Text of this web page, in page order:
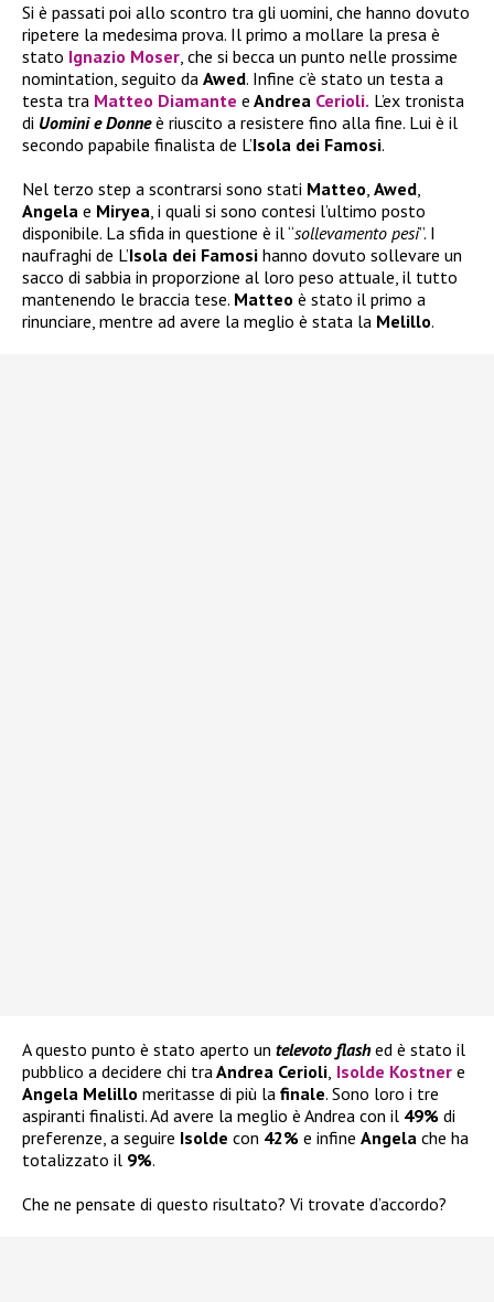
Si è passati poi allo scontro tra gli uomini, che hanno dovuto
ripetere la medesima prova. Il primo a mollare la presa è
stato Ignazio Moser, che si becca un punto nelle prossime
nomintation, seguito da Awed. Infine c’è stato un testa a
testa tra Matteo Diamante e Andrea Cerioli. L’ex tronista
di Uomini e Donneè riuscito a resistere fino alla fine. Lui è il
secondo papabile finalista de L’Isola dei Famosi.
Nel terzo step a scontrarsi sono stati Matteo, Awed,
Angela e Miryea, i quali si sono contesi l’ultimo posto
disponibile. La sfida in questione è il “sollevamento pesi”. I
naufraghi de L’Isola dei Famosi hanno dovuto sollevare un
sacco di sabbia in proporzione al loro peso attuale, il tutto
mantenendo le braccia tese. Matteo è stato il primo a
rinunciare, mentre ad avere la meglio è stata la Melillo.
A questo punto è stato aperto un televoto flashed è stato il
pubblico a decidere chi traAndrea Cerioli, Isolde Kostner e
Angela Melillo meritasse di più la finale. Sono loro i tre
aspiranti finalisti. Ad avere la meglio è Andrea con il 49% di
preferenze, a seguire Isolde con 42% e infine Angela che ha
totalizzato il 9%.
Che ne pensate di questo risultato? Vi trovate d’accordo?